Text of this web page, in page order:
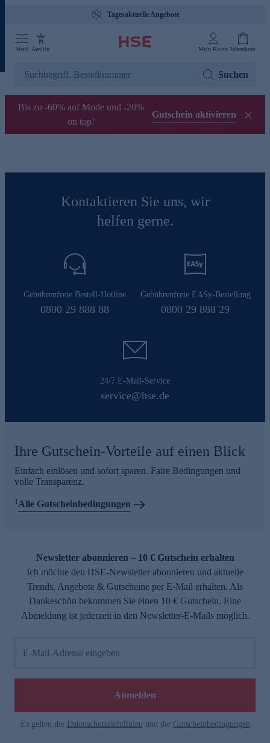
Tagesaktuelle Angebote
Menü Ansicht Mein Konto Warenkorb
Suchen
Bis zu -60% auf Mode und -20%
on top!
Gutschein aktivieren
Kontaktieren Sie uns, wir
helfen gerne.
Gebührenfreie Bestell-Hotline
0800 29 888 88
Gebührenfreie EASy-Bestellung
0800 29 888 29
24/7 E-Mail-Service
service@hse.de
Ihre Gutschein-Vorteile auf einen Blick
Einfach einlösen und sofort sparen. Faire Bedingungen und
volle Transparenz.
1Alle Gutscheinbedingungen
Newsletter abonnieren – 10 € Gutschein erhalten
Ich möchte den HSE-Newsletter abonnieren und aktuelle
Trends, Angebote & Gutscheine per E-Mail erhalten. Als
Dankeschön bekommen Sie einen 10 € Gutschein. Eine
Abmeldung ist jederzeit in den Newsletter-E-Mails möglich.
E-Mail-Adresse eingeben
Anmelden
Es gelten die Datenschutzrichtlinien und die Gutscheinbedingungen